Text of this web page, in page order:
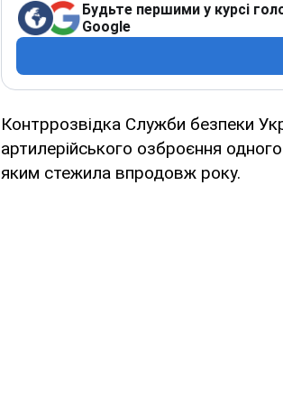
Будьте першими у курсі
Google
Контррозвідка Служби безпеки
артилерійського озброєння
яким стежила впродовж року.